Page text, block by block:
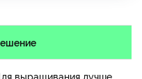
выращивания лучше